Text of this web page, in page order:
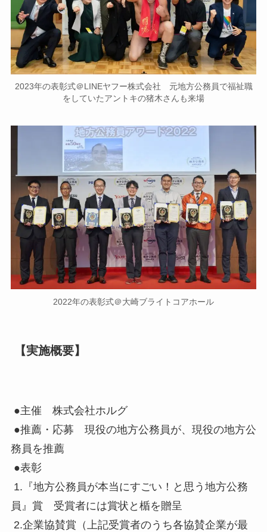
2023年の表彰式＠LINEヤフー株式会社 元地方公務員で福祉職
をしていたアントキの猪木さんも来場
2022年の表彰式＠大崎ブライトコアホール
【実施概要】
●主催 株式会社ホルグ
●推薦・応募 現役の地方公務員が、現役の地方公
務員を推薦
●表彰
1.『地方公務員が本当にすごい！と思う地方公務
員』賞 受賞者には賞状と楯を贈呈
2.企業協賛賞（上記受賞者のうち各協賛企業が最